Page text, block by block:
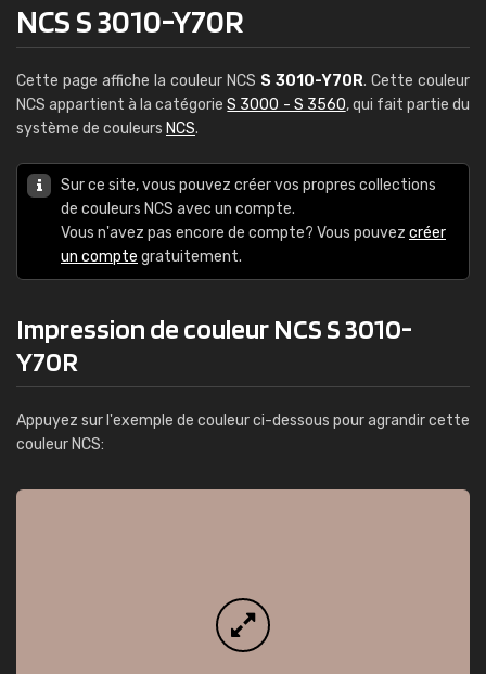
NCS S 3010-Y70R
Cette page affiche la couleur NCS S 3010-Y70R. Cette couleur
NCS appartient à la catégorieS 3000 - S 3560, qui fait partie du
système de couleurs NCS.
Sur ce site, vous pouvez créer vos propres collections
de couleurs NCS avec un compte.
Vous n'avez pas encore de compte? Vous pouvez créer
un compte gratuitement.
Impression de couleur NCS S 3010-
Y70R
Appuyez sur l'exemple de couleur ci-dessous pour agrandir cette
couleur NCS: